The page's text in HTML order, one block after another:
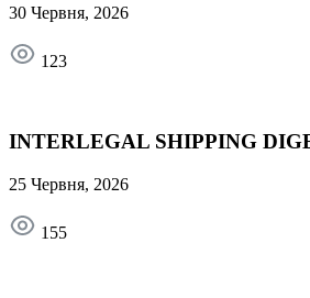
30 Червня, 2026
123
INTERLEGAL SHIPPING
25 Червня, 2026
155